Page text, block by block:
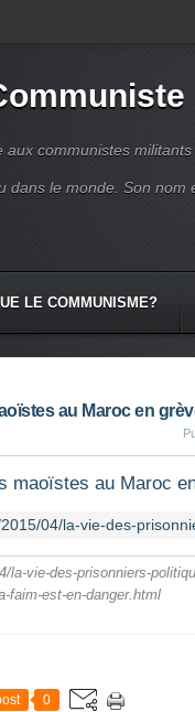
aux communistes
dans le monde. Son nom
LE COMMUNISME?
au Maroc en
la-vie-des-prisonniers-
faim-est-en-danger.html
0